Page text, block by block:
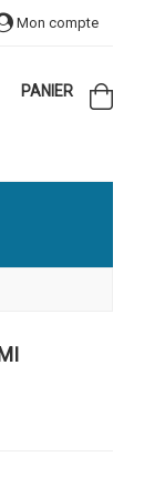
PANIER
Mon compte